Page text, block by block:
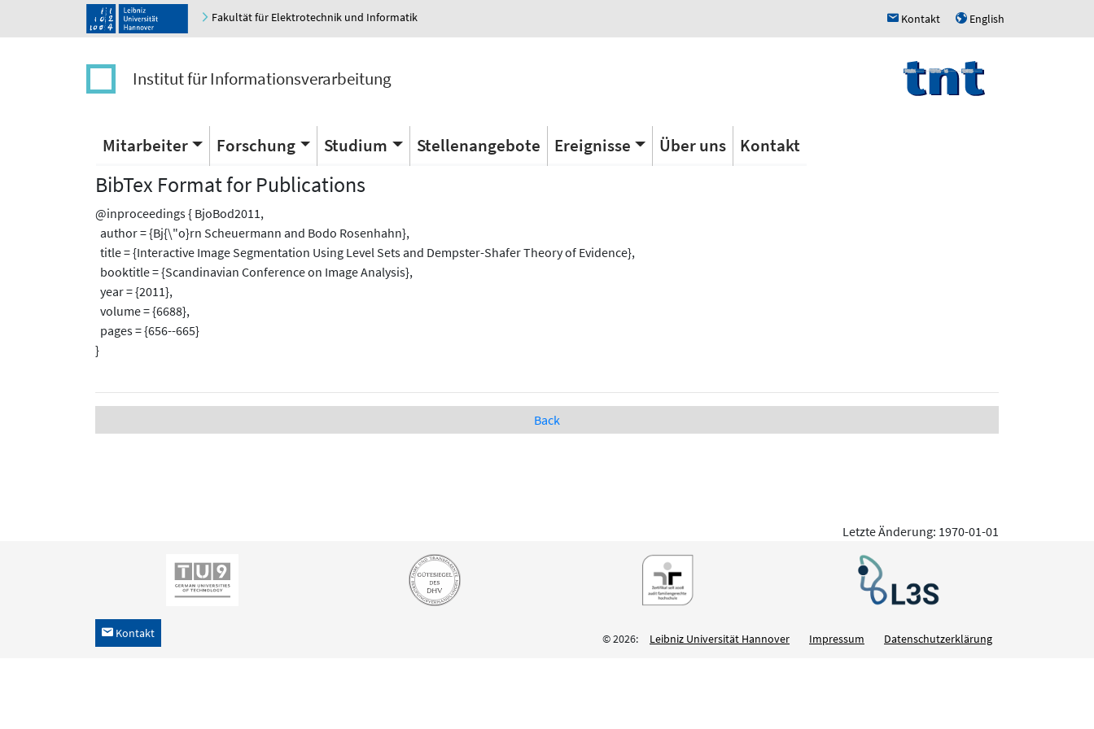
Fakultät für Elektrotechnik und Informatik h Kontakt u English
Institut für Informationsverarbeitung
Mitarbeiter Forschung Studium Stellenangebote Ereignisse Über uns Kontakt
BibTex Format for Publications
@inproceedings { BjoBod2011,
author = {Bj{\"o}rn Scheuermann and Bodo Rosenhahn},
title = {Interactive Image Segmentation Using Level Sets and Dempster-Shafer Theory of Evidence},
booktitle = {Scandinavian Conference on Image Analysis},
year = {2011},
volume = {6688},
pages = {656--665}
}
Back
Letzte Änderung: 1970-01-01
h Kontakt © 2026: Leibniz Universität Hannover Impressum Datenschutzerklärung